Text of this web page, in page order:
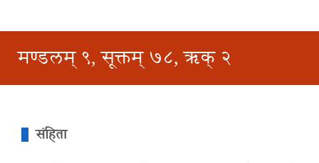
मण्डलम् ९, सूक्तम् ७८, ऋक् २
संहिता